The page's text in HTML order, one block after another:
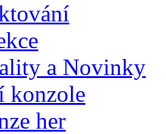
a Novinky
konzole
her